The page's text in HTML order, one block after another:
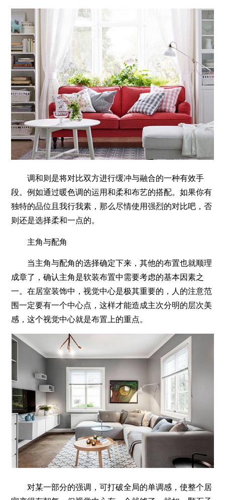
调和则是将对比双方进行缓冲与融合的一种有效手
段。例如通过暖色调的运用和柔和布艺的搭配。如果你有
独特的品位且我行我素，那么尽情使用强烈的对比吧，否
则还是选择柔和一点的。
主角与配角
当主角与配角的选择确定下来，其他的布置也就顺理
成章了，确认主角是软装布置中需要考虑的基本因素之
一。在居室装饰中，视觉中心是极其重要的，人的注意范
围一定要有一个中心点，这样才能造成主次分明的层次美
感，这个视觉中心就是布置上的重点。
对某一部分的强调，可打破全局的单调感，使整个居